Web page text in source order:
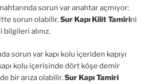
sorun var anahtar açmıyor:
sorun olabilir.Sur Kapı Kilit Tamirini
alınız.
sorun var kapı kolu içeriden kapıyı
kolu içerisinde dört köşe demir
bir arıza olabilir.Sur Kapı Tamiri